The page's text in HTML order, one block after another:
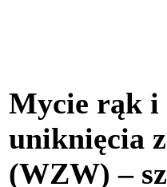
Mycie rąk i
uniknięcia
(WZW) –